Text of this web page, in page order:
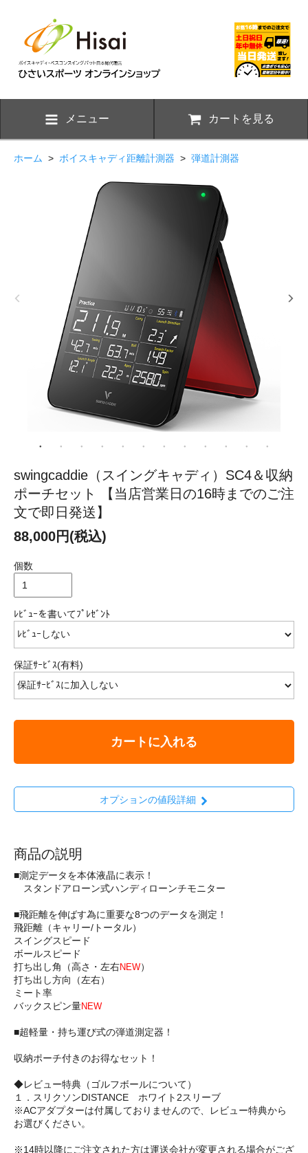
メニュー カートを見る
ホーム > ボイスキャディ距離計測器 > 弾道計測器
swingcaddie（スイングキャディ）SC4＆収納
ポーチセット 【当店営業日の16時までのご注
文で即日発送】
88,000円(税込)
個数
ﾚﾋﾞｭｰを書いてﾌﾟﾚｾﾞﾝﾄ
保証ｻｰﾋﾞｽ(有料)
カートに入れる
オプションの値段詳細
商品の説明
■測定データを本体液晶に表示！
スタンドアローン式ハンディローンチモニター
■飛距離を伸ばす為に重要な8つのデータを測定！
飛距離（キャリー/トータル）
スイングスピード
ボールスピード
打ち出し角（高さ・左右NEW）
打ち出し方向（左右）
ミート率
バックスピン量NEW
■超軽量・持ち運び式の弾道測定器！
収納ポーチ付きのお得なセット！
◆レビュー特典（ゴルフボールについて）
１．スリクソンDISTANCE ホワイト2スリーブ
※ACアダプターは付属しておりませんので、レビュー特典から
お選びください。
※14時以降にご注文された方は運送会社が変更される場合がござ